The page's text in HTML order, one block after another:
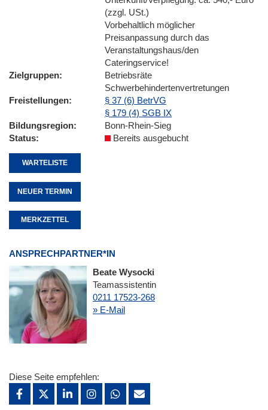
(zzgl. USt.)
Vorbehaltlich möglicher
Preisanpassung durch das
Veranstaltungshaus/den
Cateringservice!
Zielgruppen
Betriebsräte
Schwerbehindertenvertretungen
Freistellungen
§ 37 (6) BetrVG
§ 179 (4) SGB IX
Bildungsregion
Bonn-Rhein-Sieg
Status
Bereits ausgebucht
WARTELISTE
NEUER TERMIN
MERKZETTEL
ANSPRECHPARTNER*IN
Beate Wysocki
Teamassistentin
0211 17523-268
» E-Mail
Diese Seite empfehlen: